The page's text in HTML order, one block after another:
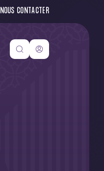
NOUS CONTACTER